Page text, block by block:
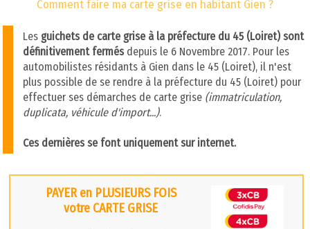
Comment faire ma carte grise en habitant Gien ?
Les guichets de carte grise à la préfecture du 45 (Loiret) sont
définitivement fermésdepuis le 6 Novembre 2017. Pour les
automobilistes résidants à Gien dans le 45 (Loiret), il n'est
plus possible de se rendre à la préfecture du 45 (Loiret) pour
effectuer ses démarches de carte grise (immatriculation,
duplicata, véhicule d'import...).
Ces dernières se font uniquement sur internet.
PAYER en PLUSIEURS FOIS
votre CARTE GRISE